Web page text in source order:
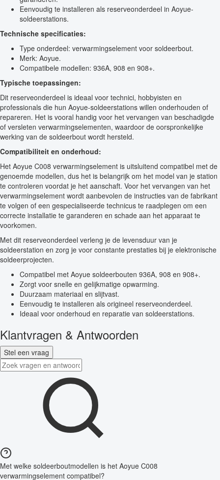
Eenvoudig te installeren als reserveonderdeel in Aoyue-
soldeerstations.
Technische specificaties:
Type onderdeel: verwarmingselement voor soldeerbout.
Merk: Aoyue.
Compatibele modellen: 936A, 908 en 908+.
Typische toepassingen:
Dit reserveonderdeel is ideaal voor technici, hobbyisten en
professionals die hun Aoyue-soldeerstations willen onderhouden of
repareren. Het is vooral handig voor het vervangen van beschadigde
of versleten verwarmingselementen, waardoor de oorspronkelijke
werking van de soldeerbout wordt hersteld.
Compatibiliteit en onderhoud:
Het Aoyue C008 verwarmingselement is uitsluitend compatibel met de
genoemde modellen, dus het is belangrijk om het model van je station
te controleren voordat je het aanschaft. Voor het vervangen van het
verwarmingselement wordt aanbevolen de instructies van de fabrikant
te volgen of een gespecialiseerde technicus te raadplegen om een
correcte installatie te garanderen en schade aan het apparaat te
voorkomen.
Met dit reserveonderdeel verleng je de levensduur van je
soldeerstation en zorg je voor constante prestaties bij je elektronische
soldeerprojecten.
Compatibel met Aoyue soldeerbouten 936A, 908 en 908+.
Zorgt voor snelle en gelijkmatige opwarming.
Duurzaam materiaal en slijtvast.
Eenvoudig te installeren als origineel reserveonderdeel.
Ideaal voor onderhoud en reparatie van soldeerstations.
Klantvragen & Antwoorden
Stel een vraag
Met welke soldeerboutmodellen is het Aoyue C008
verwarmingselement compatibel?